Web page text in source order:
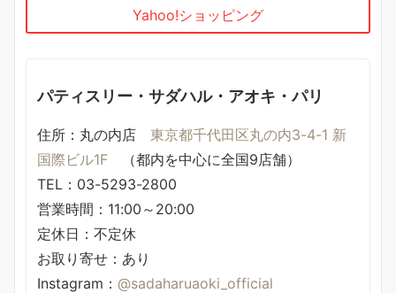
Yahoo!ショッピング
パティスリー・サダハル・アオキ・パリ
住所：丸の内店 東京都千代田区丸の内3-4-1 新
国際ビル1F （都内を中心に全国9店舗）
TEL：03-5293-2800
営業時間：11:00～20:00
定休日：不定休
お取り寄せ：あり
Instagram： @sadaharuaoki_official